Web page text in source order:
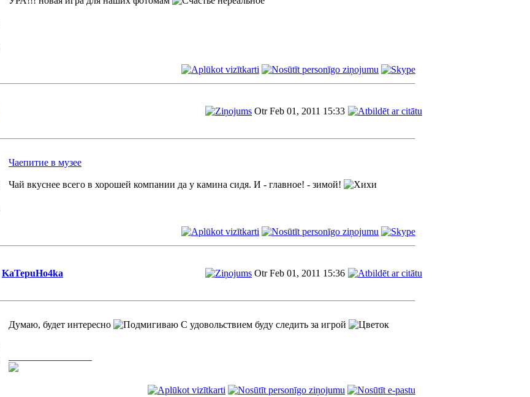
Otr Feb 01, 2011 15:33
Чаепитие в музее
Чай вкуснее всего в хорошей компании да у камина сидя. И - главное! - зимой!
KaTepuHo4ka Otr Feb 01, 2011 15:36
Думаю, будет интересно С удовольствием буду следить за игрой